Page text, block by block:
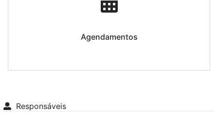
Agendamentos
Responsáveis